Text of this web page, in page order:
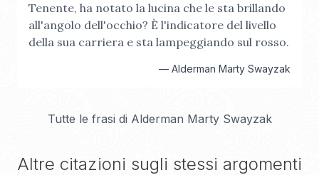
Tenente, ha notato la lucina che le sta brillando
all'angolo dell'occhio? È l'indicatore del livello
della sua carriera e sta lampeggiando sul rosso.
— Alderman Marty Swayzak
Tutte le frasi di Alderman Marty Swayzak
Altre citazioni sugli stessi argomenti